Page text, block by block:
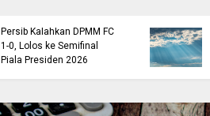
Persib Kalahkan DPMM FC
1-0, Lolos ke Semifinal
Piala Presiden 2026